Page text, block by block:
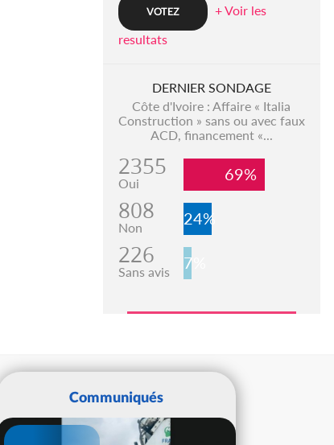
+ Voir les
resultats
DERNIER SONDAGE
Côte d'Ivoire : Affaire « Italia
Construction » sans ou avec faux
ACD, financement «...
2355
Oui 69%
808
Non 24%
226
Sans avis 7%
Communiqués